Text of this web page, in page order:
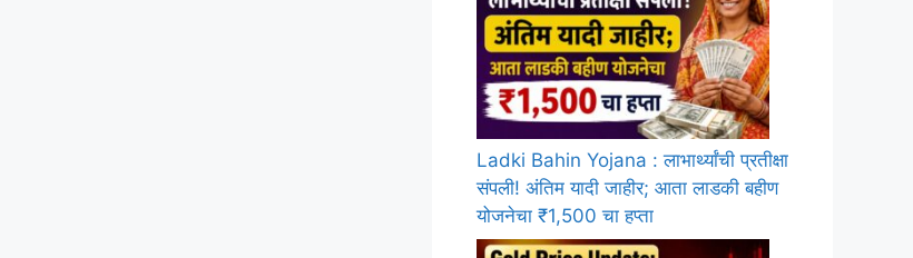
Ladki Bahin Yojana : लाभार्थ्यांची प्रतीक्षा
संपली! अंतिम यादी जाहीर; आता लाडकी बहीण
योजनेचा ₹1,500 चा हप्ता